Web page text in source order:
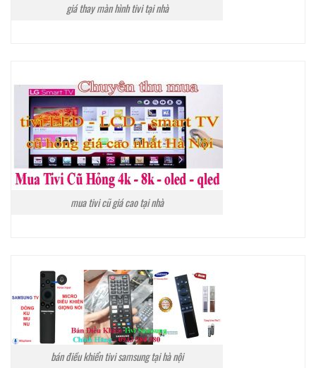
giá thay màn hình tivi tại nhà
mua tivi cũ giá cao tại nhà
bán điều khiển tivi samsung tại hà nội